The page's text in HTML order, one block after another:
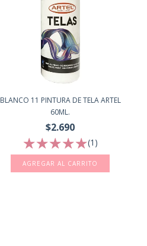
BLANCO 11 PINTURA DE TELA ARTEL
60ML.
$2.690
(1)